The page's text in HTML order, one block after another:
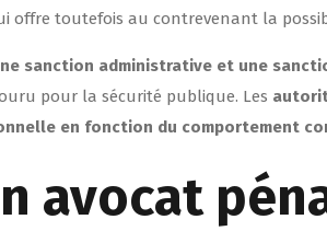
offre toutefois au contrevenant la
sanction administrative et une
pour la sécurité publique. Les
en fonction du comportement
avocat